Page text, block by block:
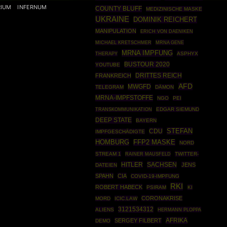
INFERNUM
COUNTY BLUFF MEDIZINISCHE MASKE
UKRAINE DOMINIK REICHERT
MANIPULATION ERICH VON DAENIKEN
MICHAEL KRETSCHMER
MRNA GENE
THERAPY
MRNA IMPFUNG
ASPHYX
YOUTUBE
BUSTOUR 2020
FRANKREICH DRITTES REICH
TELEGRAM MWGFD DÄMON AFD
MRNA-IMPFSTOFFE NGO PEI
TRANSKOMMUNIKATION EDGAR SIEMUND
DEEP STATE
BAYERN
IMPFGESCHÄDIGTE
CDU
STEFAN
HOMBURG
FFP2 MASKE
NORD
STREAM 1
RAINER MAUSFELD
TWITTER-
DATEIEN
HITLER SACHSEN
JENS
SPAHN
CIA COVID-19-IMPFUNG
ROBERT HABECK PSIRAM RKI
KI
MORD
ICIC.LAW CORONAKRISE
ALIENS 3121534312
HERMANN PLOPPA
DEMO
SERGEY FILBERT AFRIKA